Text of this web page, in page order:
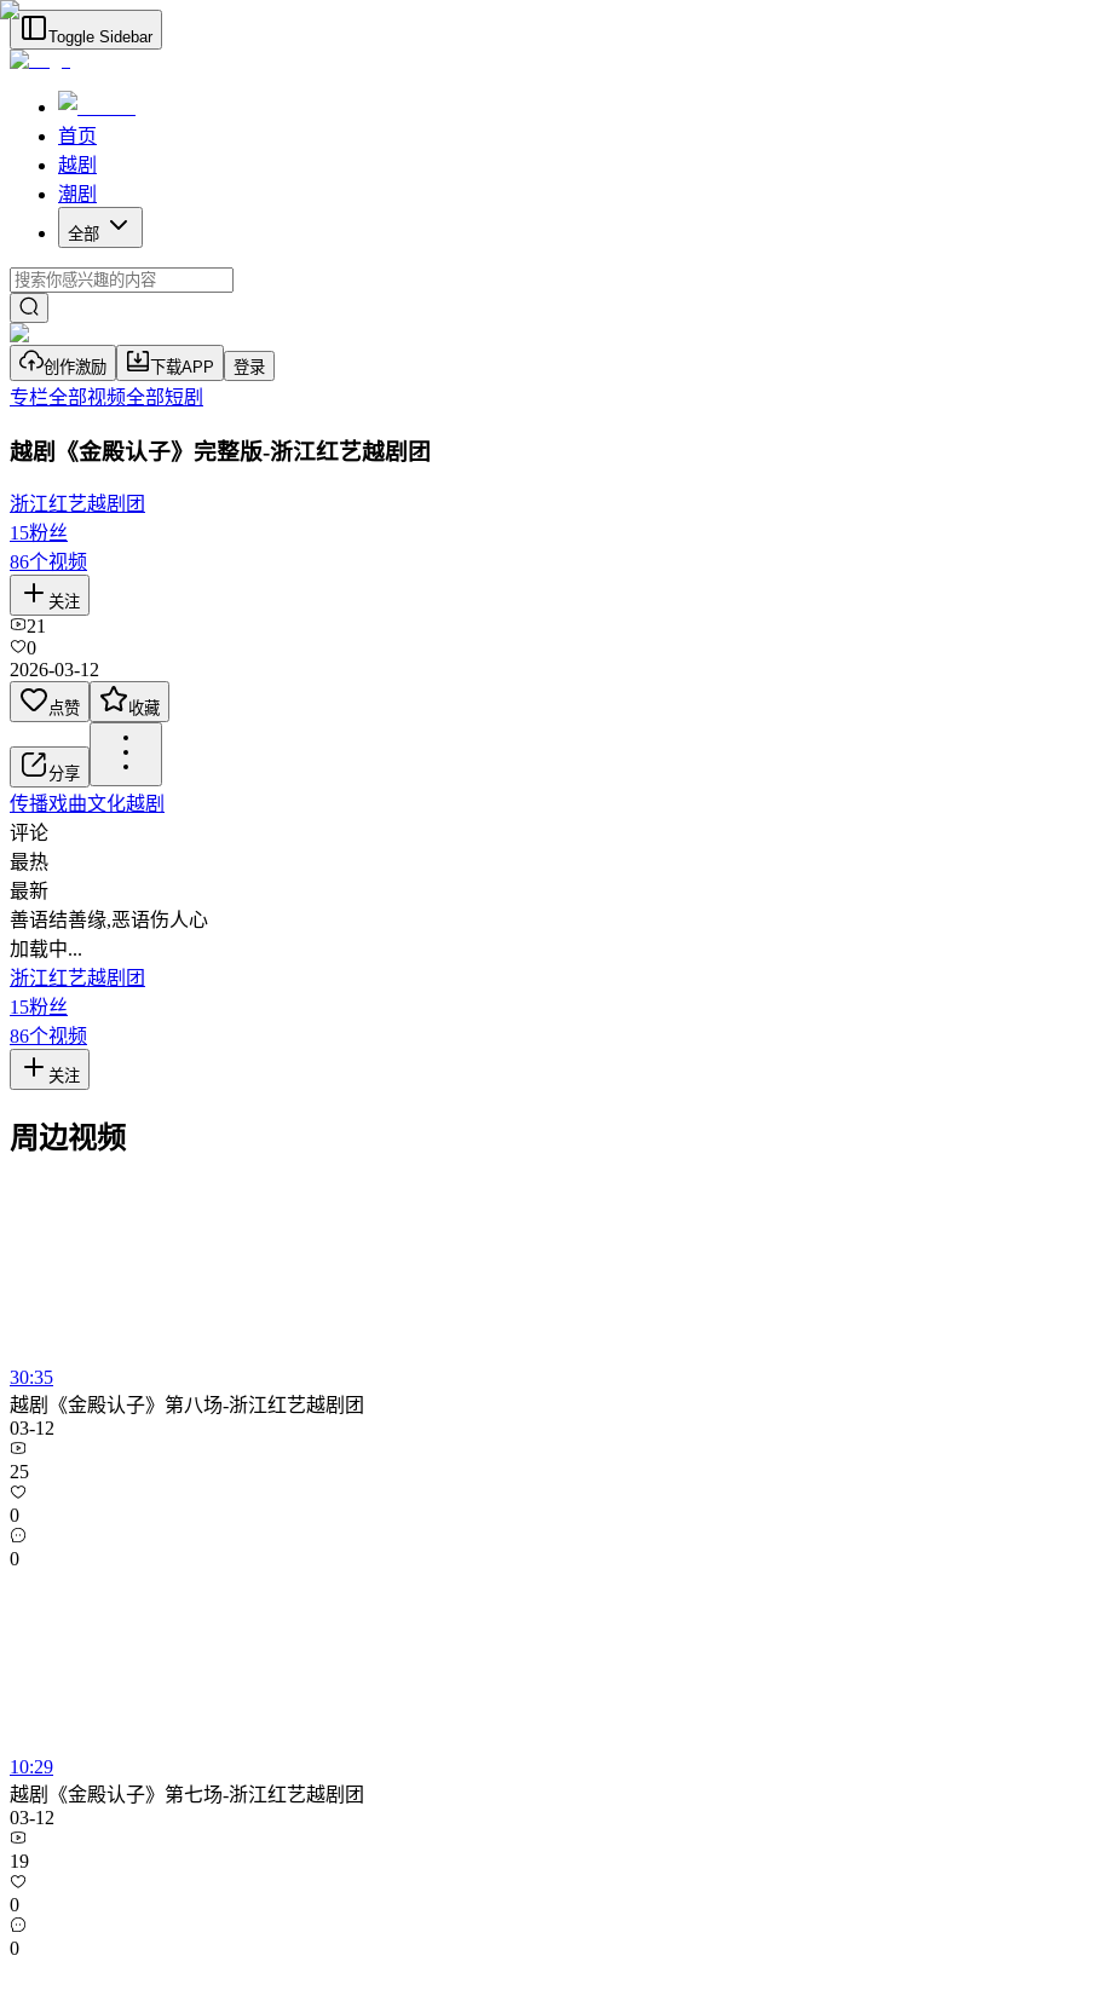
Toggle Sidebar
首页
越剧
潮剧
全部
创作激励 下载APP 登录
专栏全部视频全部短剧
越剧《金殿认子》完整版-浙江红艺越剧团
浙江红艺越剧团
15粉丝
86个视频
关注
21
0
2026-03-12
点赞 收藏
分享
传播戏曲文化越剧
评论
最热
最新
善语结善缘,恶语伤人心
加载中...
浙江红艺越剧团
15粉丝
86个视频
关注
周边视频
30:35
越剧《金殿认子》第八场-浙江红艺越剧团
03-12
25
0
0
10:29
越剧《金殿认子》第七场-浙江红艺越剧团
03-12
19
0
0